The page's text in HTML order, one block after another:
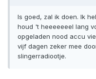
Is goed, zal ik doen. Ik
houd 't heeeeeeel lang
opgeladen nood accu
vijf dagen zeker mee
slingerradiootje.